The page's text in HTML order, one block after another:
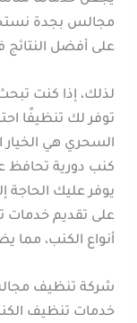
مجالس بجدة
على أفضل
لذلك، إذا كنت
توفر لك تنظيفًا
السحري هي
كنب دورية تحافظ
يوفر عليك
على تقديم
أنواع الكنب،
شركة تنظيف
خدمات تنظيف